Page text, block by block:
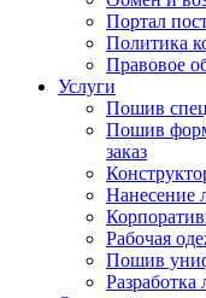
Портал
Политика
Правовое
Услуги
Пошив
Пошив
заказ
Нанесение
Рабочая
Пошив
Разработка